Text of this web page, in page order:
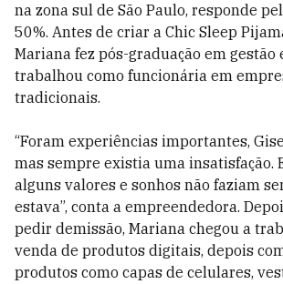
na zona sul de São Paulo, responde
50%. Antes de criar a Chic Sleep
Mariana fez pós-graduação em gestão
trabalhou como funcionária em
tradicionais.
“Foram experiências importantes,
mas sempre existia uma insatisfação.
alguns valores e sonhos não faziam
estava”, conta a empreendedora.
pedir demissão, Mariana chegou a
venda de produtos digitais, depois
produtos como capas de celulares,